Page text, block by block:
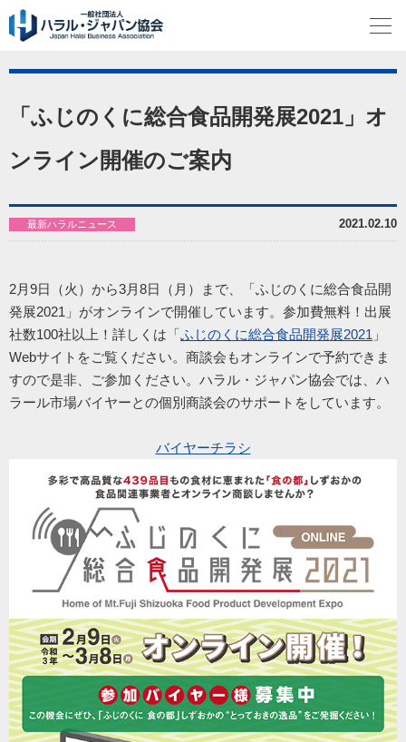
「ふじのくに総合食品開発展2021」オ
ンライン開催のご案内
2021.02.10
最新ハラルニュース
2月9日（火）から3月8日（月）まで、「ふじのくに総合食品開
発展2021」がオンラインで開催しています。参加費無料！出展
社数100社以上！詳しくは「ふじのくに総合食品開発展2021 」
Webサイトをご覧ください。商談会もオンラインで予約できま
すので是非、ご参加ください。ハラル・ジャパン協会では、ハ
ラール市場バイヤーとの個別商談会のサポートをしています。
バイヤーチラシ